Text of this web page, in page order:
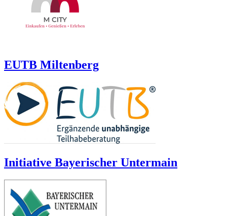
EUTB Miltenberg
Initiative Bayerischer Untermain